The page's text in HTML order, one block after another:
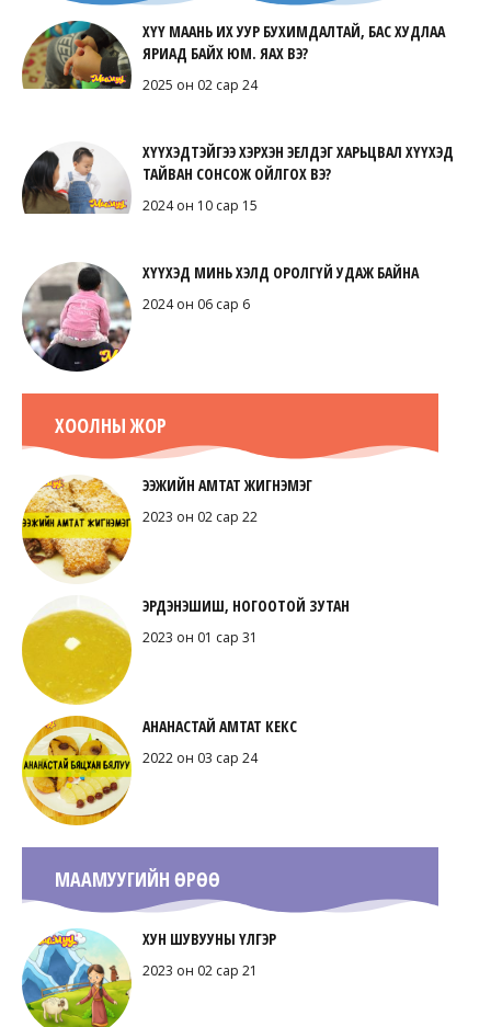
ХҮҮ МААНЬ ИХ УУР БУХИМДАЛТАЙ, БАС ХУДЛАА
ЯРИАД БАЙХ ЮМ. ЯАХ ВЭ?
2025 он 02 сар 24
ХҮҮХЭДТЭЙГЭЭ ХЭРХЭН ЭЕЛДЭГ ХАРЬЦВАЛ ХҮҮХЭД
ТАЙВАН СОНСОЖ ОЙЛГОХ ВЭ?
2024 он 10 сар 15
ХҮҮХЭД МИНЬ ХЭЛД ОРОЛГҮЙ УДАЖ БАЙНА
2024 он 06 сар 6
ХООЛНЫ ЖОР
ЭЭЖИЙН АМТАТ ЖИГНЭМЭГ
2023 он 02 сар 22
ЭРДЭНЭШИШ, НОГООТОЙ ЗУТАН
2023 он 01 сар 31
АНАНАСТАЙ АМТАТ КЕКС
2022 он 03 сар 24
МААМУУГИЙН ӨРӨӨ
ХУН ШУВУУНЫ ҮЛГЭР
2023 он 02 сар 21